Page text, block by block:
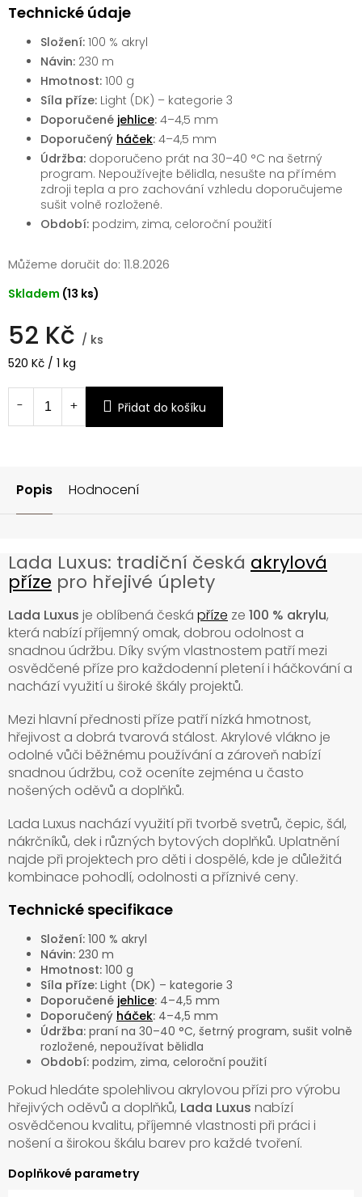
52 Kč / ks
Měrná
520 Kč / 1 kg
Skladem (13 ks)
Můžeme doručit do: 11.8.2026
Přidat do košíku
Technické údaje
Složení: 100 % akryl
Návin: 230 m
Hmotnost: 100 g
Síla příze: Light (DK) – kategorie 3
Doporučené jehlice: 4–4,5 mm
Doporučený háček: 4–4,5 mm
Údržba: doporučeno prát na 30–40 °C na šetrný
program. Nepoužívejte bělidla, nesušte na přímém
zdroji tepla a pro zachování vzhledu doporučujeme
sušit volně rozložené.
Období: podzim, zima, celoroční použití
Popis Hodnocení
Lada Luxus: tradiční česká akrylová
příze pro hřejivé úplety
Lada Luxus je oblíbená česká příze ze 100 % akrylu,
která nabízí příjemný omak, dobrou odolnost a
snadnou údržbu. Díky svým vlastnostem patří mezi
osvědčené příze pro každodenní pletení i háčkování a
nachází využití u široké škály projektů.
Mezi hlavní přednosti příze patří nízká hmotnost,
hřejivost a dobrá tvarová stálost. Akrylové vlákno je
odolné vůči běžnému používání a zároveň nabízí
snadnou údržbu, což oceníte zejména u často
nošených oděvů a doplňků.
Lada Luxus nachází využití při tvorbě svetrů, čepic, šál,
nákrčníků, dek i různých bytových doplňků. Uplatnění
najde při projektech pro děti i dospělé, kde je důležitá
kombinace pohodlí, odolnosti a příznivé ceny.
Technické specifikace
Složení: 100 % akryl
Návin: 230 m
Hmotnost: 100 g
Síla příze: Light (DK) – kategorie 3
Doporučené jehlice: 4–4,5 mm
Doporučený háček: 4–4,5 mm
Údržba: praní na 30–40 °C, šetrný program, sušit volně
rozložené, nepoužívat bělidla
Období: podzim, zima, celoroční použití
Pokud hledáte spolehlivou akrylovou přízi pro výrobu
hřejivých oděvů a doplňků, Lada Luxus nabízí
osvědčenou kvalitu, příjemné vlastnosti při práci i
nošení a širokou škálu barev pro každé tvoření.
Doplňkové parametry